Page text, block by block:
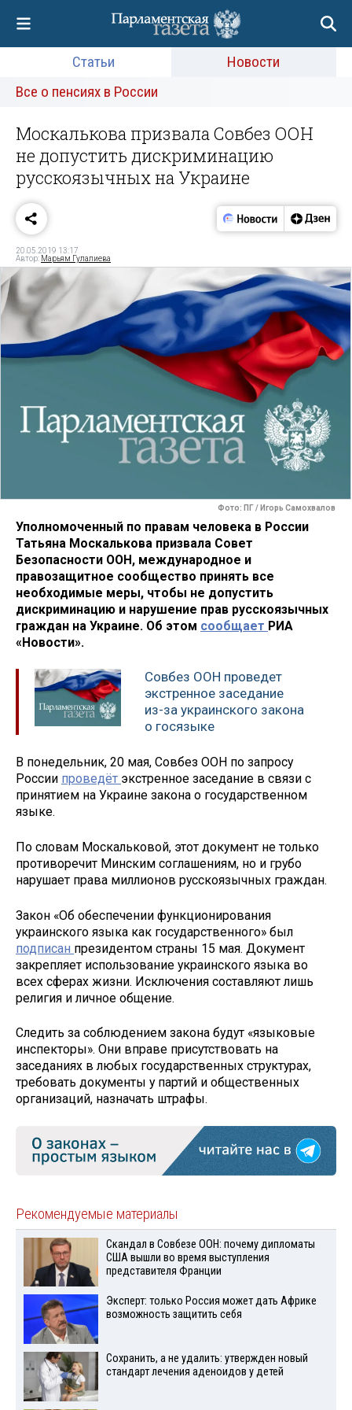
Статьи
Новости
Все о пенсиях в России
Москалькова призвала Совбез ООН
не допустить дискриминацию
русскоязычных на Украине
20.05.2019 13:17
Автор: Марьям Гулалиева
Фото: ПГ / Игорь Самохвалов
Уполномоченный по правам человека в России
Татьяна Москалькова призвала Совет
Безопасности ООН, международное и
правозащитное сообщество принять все
необходимые меры, чтобы не допустить
дискриминацию и нарушение прав русскоязычных
граждан на Украине. Об этом сообщает РИА
«Новости».
Совбез ООН проведет
экстренное заседание
из-за украинского закона
о госязыке
В понедельник, 20 мая, Совбез ООН по запросу
России проведёт экстренное заседание в связи с
принятием на Украине закона о государственном
языке.
По словам Москальковой, этот документ не только
противоречит Минским соглашениям, но и грубо
нарушает права миллионов русскоязычных граждан.
Закон «Об обеспечении функционирования
украинского языка как государственного» был
подписан президентом страны 15 мая. Документ
закрепляет использование украинского языка во
всех сферах жизни. Исключения составляют лишь
религия и личное общение.
Следить за соблюдением закона будут «языковые
инспекторы». Они вправе присутствовать на
заседаниях в любых государственных структурах,
требовать документы у партий и общественных
организаций, назначать штрафы.
Рекомендуемые материалы
Скандал в Совбезе ООН: почему дипломаты
США вышли во время выступления
представителя Франции
Эксперт: только Россия может дать Африке
возможность защитить себя
Сохранить, а не удалить: утвержден новый
стандарт лечения аденоидов у детей